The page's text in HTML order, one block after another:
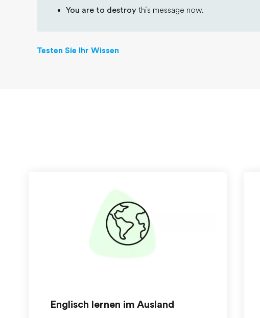
You are to destroy this message now.
Testen Sie Ihr Wissen
Englisch lernen im Ausland